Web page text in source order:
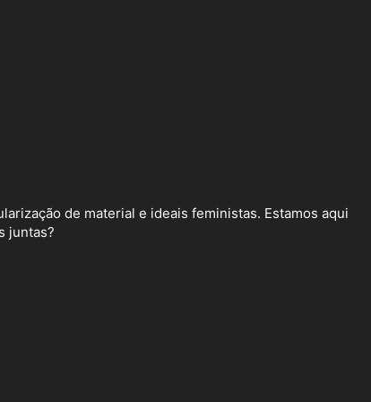
de material e ideais feministas. Estamos aqui
juntas?